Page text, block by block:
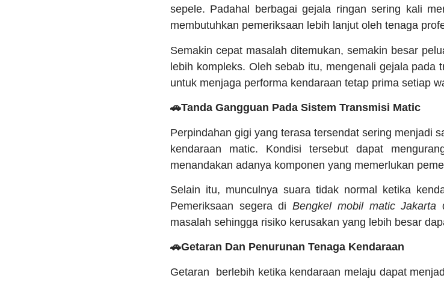
sepele. Padahal berbagai gejala ringan sering kali
membutuhkan pemeriksaan lebih lanjut oleh tenaga
Semakin cepat masalah ditemukan, semakin besar
lebih kompleks. Oleh sebab itu, mengenali gejala pada
untuk menjaga performa kendaraan tetap prima setiap
🚗Tanda Gangguan Pada Sistem Transmisi Matic
Perpindahan gigi yang terasa tersendat sering menjadi
kendaraan matic. Kondisi tersebut dapat
menandakan adanya komponen yang memerlukan
Selain itu, munculnya suara tidak normal ketika
Pemeriksaan segera diBengkel mobil matic Jakarta
masalah sehingga risiko kerusakan yang lebih besar
🚗Getaran Dan Penurunan Tenaga Kendaraan
Getaran berlebih ketika kendaraan melaju dapat